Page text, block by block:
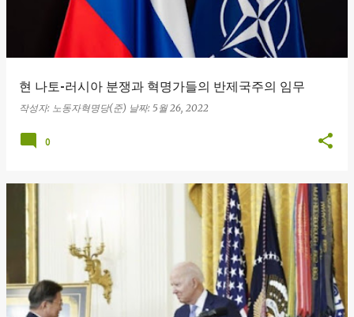
현 나토-러시아 분쟁과 혁명가들의 반제국주의 임무
작성자: 노동자혁명당(준) 날짜: 5월 26, 2022
0